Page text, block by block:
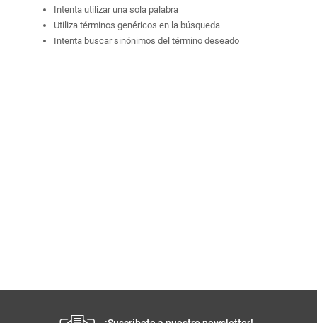
Intenta utilizar una sola palabra
Utiliza términos genéricos en la búsqueda
Intenta buscar sinónimos del término deseado